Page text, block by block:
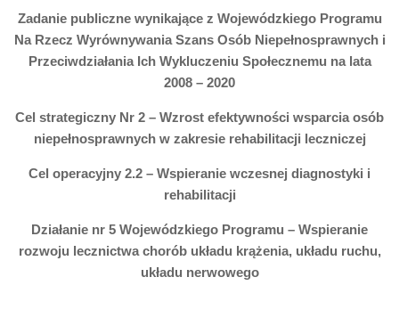
Zadanie publiczne wynikające z Wojewódzkiego Programu
Na Rzecz Wyrównywania Szans Osób Niepełnosprawnych i
Przeciwdziałania Ich Wykluczeniu Społecznemu na lata
2008 – 2020
Cel strategiczny Nr 2 – Wzrost efektywności wsparcia osób
niepełnosprawnych w zakresie rehabilitacji leczniczej
Cel operacyjny 2.2 – Wspieranie wczesnej diagnostyki i
rehabilitacji
Działanie nr 5 Wojewódzkiego Programu – Wspieranie
rozwoju lecznictwa chorób układu krążenia, układu ruchu,
układu nerwowego